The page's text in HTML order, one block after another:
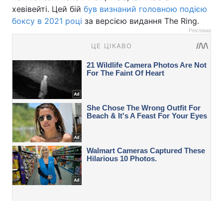
хевівейті. Цей бій був визнаний головною подією
боксу в 2021 році за версією видання The Ring.
Реклама